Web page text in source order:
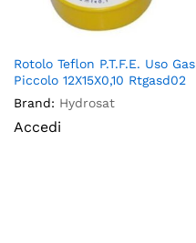
Rotolo Teflon P.T.F.E. Uso Gas
Piccolo 12X15X0,10 Rtgasd02
Brand: Hydrosat
Accedi